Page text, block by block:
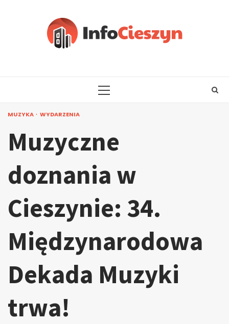
PRIMARY
MUZYKA WYDARZENIA
Muzyczne
doznania w
Cieszynie: 34.
Międzynarodowa
Dekada Muzyki
trwa!